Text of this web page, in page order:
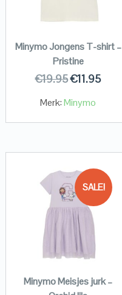
Minymo Jongens T-shirt –
Pristine
€19.95€11.95
Merk:Minymo
SALE!
Minymo Meisjes jurk –